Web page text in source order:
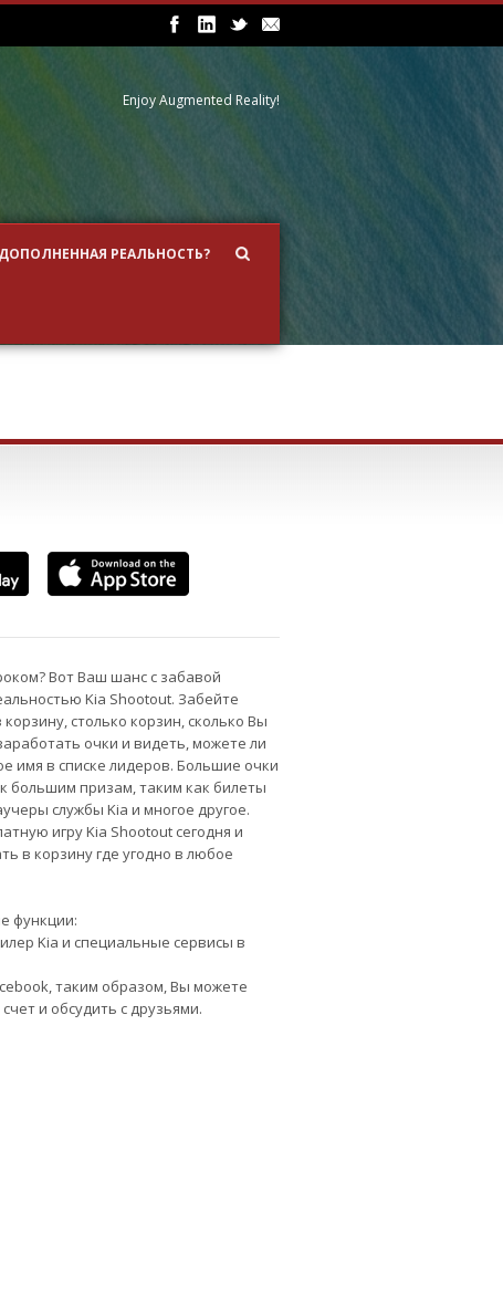
Enjoy Augmented Reality!
РЕАЛЬНОСТЬ?
Вот Ваш шанс с забавой
Kia Shootout. Забейте
столько корзин, сколько Вы
очки и видеть, можете ли
имя в списке лидеров. Большие очки
большим призам, таким как билеты
службы Kia и многое другое.
игру Kia Shootout сегодня и
в корзину где угодно в любое
функции:
Kia и специальные сервисы в
таким образом, Вы можете
и обсудить с друзьями.